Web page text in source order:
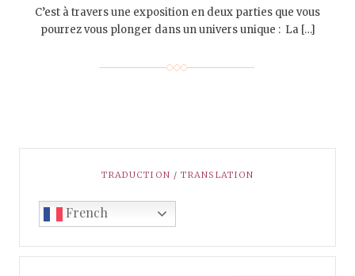
C’est à travers une exposition en deux parties que vous
pourrez vous plonger dans un univers unique : La […]
TRADUCTION / TRANSLATION
French